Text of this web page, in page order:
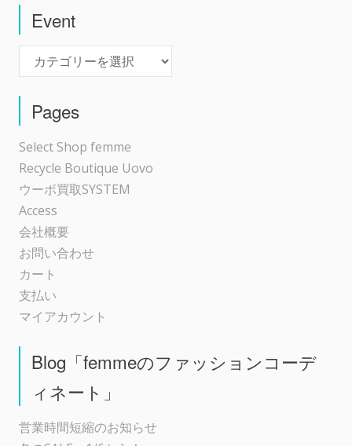
ゲ
ー
シ
ョ
ン
Event
Pages
Select Shop femme
Recycle Boutique Uovo
ウーボ買取SYSTEM
Access
会社概要
お問い合わせ
カート
支払い
マイアカウント
Blog「femmeのファッションコーデ
ィネート」
営業時間短縮のお知らせ